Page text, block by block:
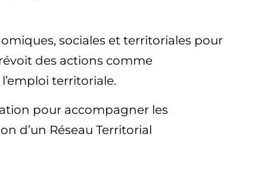
sociales et territoriales pour
des actions comme
territoriale.
pour accompagner les
d’un Réseau Territorial